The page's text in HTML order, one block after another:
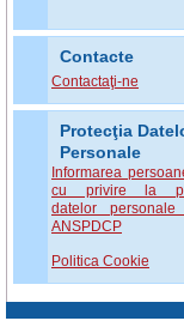
Contacte
Contactaţi-ne
Protecţia
Personale
Informarea
cu privire la
datelor
ANSPDCP
Politica Cookie